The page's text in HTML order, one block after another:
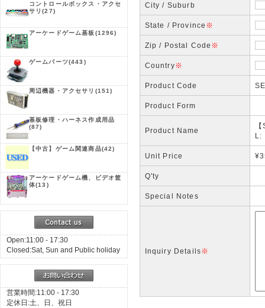
コントロールボックス・アクセ
サリ(27)
アーケードゲーム基板 (1296)
ゲームパーツ(443)
周辺機器・アクセサリ (151)
基板修理・ハーネス作成用品
(87)
【中古】ゲーム関連商品(42)
アーケードゲーム機、ビデオ筐
体(13)
Open:11:00 - 17:30
Closed:Sat, Sun and Public holiday
営業時間:11:00 - 17:30
定休日:土、日、祝日
City / Suburb
State / Province ※
Zip / Postal Code ※
Country※
Product Code
Product Form
Product Name
L:
Unit Price
Q'ty
Special Notes
Inquiry Details※